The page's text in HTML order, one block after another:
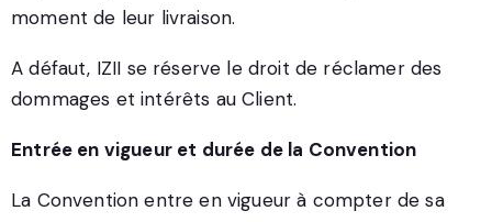
moment de leur livraison.
A défaut, IZII se réserve le droit de réclamer des
dommages et intérêts au Client.
Entrée en vigueur et durée de la Convention
La Convention entre en vigueur à compter de sa